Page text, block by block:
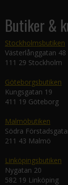
Butiker &
Stockholmsbutiken
Västerlånggatan 48
111 29 Stockholm
Göteborgsbutiken
Kungsgatan 19
411 19 Göteborg
Malmöbutiken
Södra
211 43 Malmö
Linköpingsbutiken
Nygatan 20
582 19 Linköping